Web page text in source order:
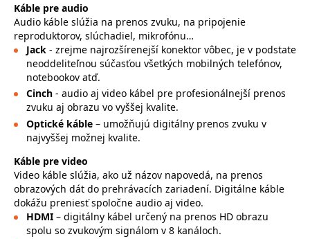
Káble pre audio
Audio káble slúžia na prenos zvuku, na pripojenie
reproduktorov, slúchadiel, mikrofónu…
Jack - zrejme najrozšírenejší konektor vôbec, je v podstate
neoddeliteľnou súčasťou všetkých mobilných telefónov,
notebookov atď.
Cinch - audio aj video kábel pre profesionálnejší prenos
zvuku aj obrazu vo vyššej kvalite.
Optické káble – umožňujú digitálny prenos zvuku v
najvyššej možnej kvalite.
Káble pre video
Video káble slúžia, ako už názov napovedá, na prenos
obrazových dát do prehrávacích zariadení. Digitálne káble
dokážu preniesť spoločne audio aj video.
HDMI – digitálny kábel určený na prenos HD obrazu
spolu so zvukovým signálom v 8 kanáloch.